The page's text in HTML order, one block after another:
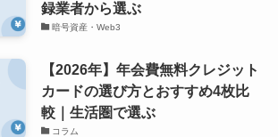
録業者から選ぶ
暗号資産・Web3
【2026年】年会費無料クレジット
カードの選び方とおすすめ4枚比
較｜生活圏で選ぶ
コラム